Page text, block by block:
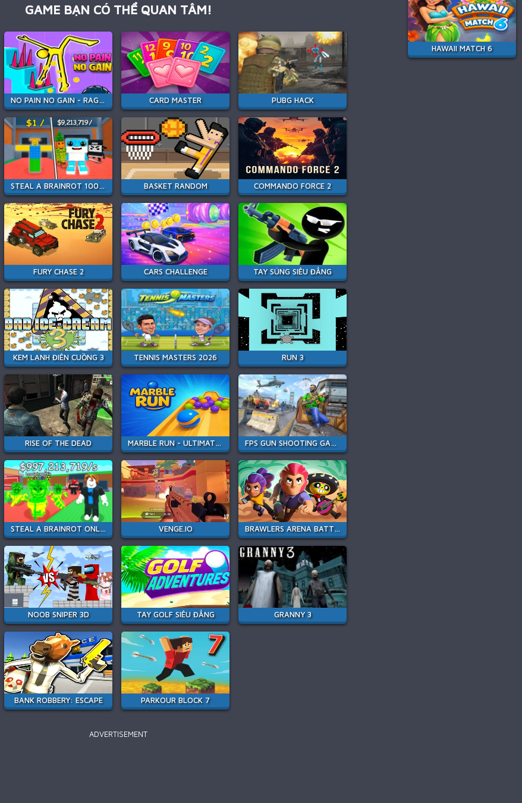
GAME BẠN CÓ THỂ QUAN TÂM!
NO PAIN NO GAIN - RAGDOLL SANDBOX CARD MASTER PUBG HACK
STEAL A BRAINROT 100% ORIGINAL BASKET RANDOM COMMANDO FORCE 2
FURY CHASE 2 CARS CHALLENGE TAY SÚNG SIÊU ĐẲNG
KEM LẠNH ĐIÊN CUỒNG 3 TENNIS MASTERS 2026 RUN 3
RISE OF THE DEAD MARBLE RUN - ULTIMATE RACE! FPS GUN SHOOTING GAME 3D
STEAL A BRAINROT ONLINE VENGE.IO BRAWLERS ARENA BATTLE STARS
NOOB SNIPER 3D TAY GOLF SIÊU ĐẲNG GRANNY 3
BANK ROBBERY: ESCAPE PARKOUR BLOCK 7
ADVERTISEMENT
HAWAII MATCH 6